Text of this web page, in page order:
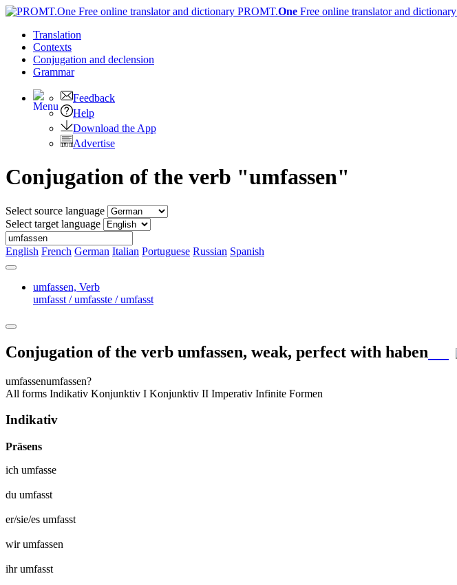
PROMT.One Free online translator and dictionary
Translation
Contexts
Conjugation and declension
Grammar
Feedback
Help
Download the App
Advertise
Conjugation of the verb "umfassen"
Select source language
Select target language
English French German Italian Portuguese Russian Spanish
umfassen, Verb
umfasst / umfasste / umfasst
Conjugation of the verb umfassen, weak, perfect with haben
umfassenumfassen?
All forms Indikativ Konjunktiv I Konjunktiv II Imperativ Infinite Formen
Indikativ
Präsens
ich umfasse
du umfasst
er/sie/es umfasst
wirumfassen
ihrumfasst